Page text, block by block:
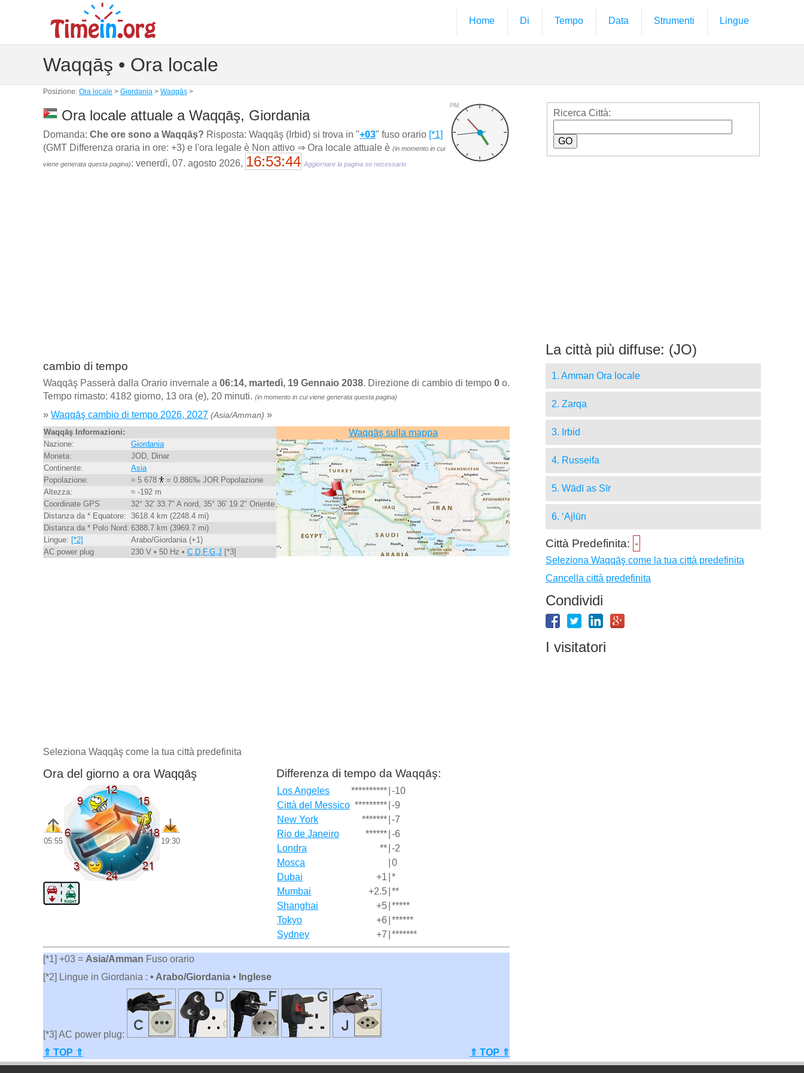
Home Di Tempo Data Strumenti Lingue
Waqqāş • Ora locale
Posizione: Ora locale > Giordania > Waqqāş >
PM
Ora locale attuale a Waqqāş, Giordania
Domanda: Che ore sono a Waqqāş? Risposta: Waqqāş (Irbid) si trova in "+03" fuso orario [*1]
(GMT Differenza oraria in ore: +3) e l'ora legale è Non attivo ⇒ Ora locale attuale è (in momento in cui
viene generata questa pagina): venerdì, 07. agosto 2026, 16:53:45 Aggiornare la pagina se necessario
cambio di tempo
Waqqāş Passerà dalla Orario invernale a 06:14, martedì, 19 Gennaio 2038. Direzione di cambio di tempo 0 o.
Tempo rimasto: 4182 giorno, 13 ora (e), 20 minuti. (in momento in cui viene generata questa pagina)
» Waqqāş cambio di tempo 2026, 2027 (Asia/Amman) »
Waqqāş Informazioni:
Nazione:
Giordania
Moneta:
JOD, Dinar
Continente:
Asia
Popolazione:
≈ 5 678
= 0.886‰ JOR Popolazione
Altezza:
≈ -192 m
Coordinate GPS
32° 32' 33.7" A nord, 35° 36' 19.2" Oriente
Distanza da * Equatore: 3618.4 km (2248.4 mi)
Distanza da * Polo Nord: 6388.7 km (3969.7 mi)
Lingue: [*2]
Arabo/Giordania (+1)
AC power plug
230 V • 50 Hz • C,D,F,G,J [*3]
Waqqāş sulla mappa
Seleziona Waqqāş come la tua città predefinita
Ora del giorno a ora Waqqāş
05:55 19:30
Differenza di tempo da Waqqāş:
Los Angeles ********** -10
Città del Messico ********* -9
New York
******* -7
Rio de Janeiro
****** -6
Londra
** -2
Mosca
0
Dubai
+1 *
Mumbai
+2.5 **
Shanghai
+5 *****
Tokyo
+6 ******
Sydney
+7 *******
[*1] +03 = Asia/Amman Fuso orario
[*2] Lingue in Giordania : • Arabo/Giordania • Inglese
[*3] AC power plug:
⇑ TOP ⇑
⇑ TOP ⇑
Ricerca Città:
La città più diffuse: (JO)
1. Amman Ora locale
2. Zarqa
3. Irbid
4. Russeifa
5. Wādī as Sīr
6. ‘Ajlūn
Città Predefinita: -
Seleziona Waqqāş come la tua città predefinita
Cancella città predefinita
Condividi
I visitatori